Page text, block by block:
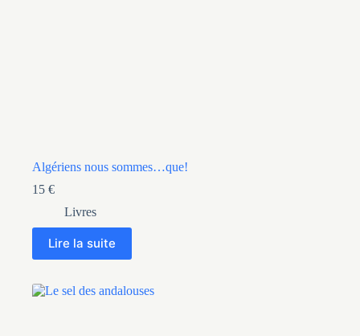
Algériens nous sommes…que!
15 €
Livres
Lire la suite